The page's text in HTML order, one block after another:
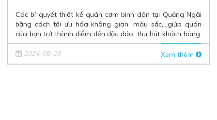
Các bí quyết thiết kế quán cơm bình dân tại Quảng Ngãi
bằng cách tối ưu hóa không gian, màu sắc,…giúp quán
của bạn trở thành điểm đến độc đáo, thu hút khách hàng.
Thiết Kế...
2024-08-29
Xem thêm